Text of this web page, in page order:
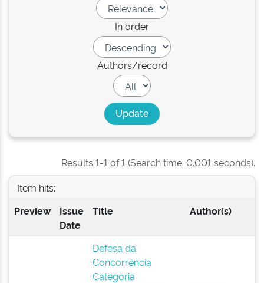
In order
Authors/record
Results 1-1 of 1 (Search time: 0.001 seconds).
Item hits:
Preview
Issue
Date
Title Author(s)
Defesa da
Concorrência
Categoria